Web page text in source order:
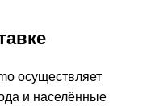
осуществляет
и населённые